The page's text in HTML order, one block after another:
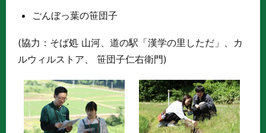
ごんぼっ葉の笹団子
(協力：そば処 山河、道の駅「漢学の里しただ」、カ
ルウィルストア、 笹団子仁右衛門)